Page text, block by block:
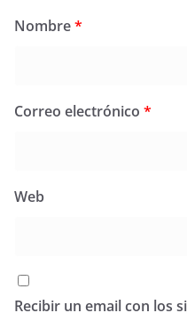
Nombre*
Correo electrónico *
Web
Recibir un email con los